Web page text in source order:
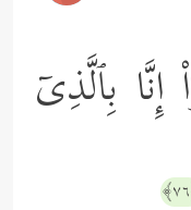
إِنَّا بِٱلَّذِیۤ